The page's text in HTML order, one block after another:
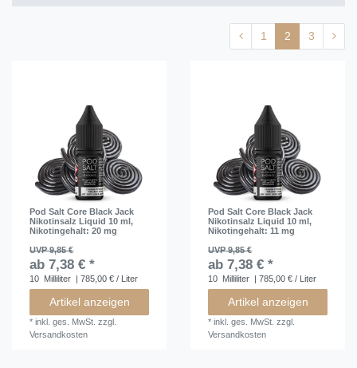
1 2 3
Pod Salt Core Black Jack
Nikotinsalz Liquid 10 ml,
Nikotingehalt: 20 mg
UVP 9,85 €
ab 7,38 € *
10 Milliliter | 785,00 € / Liter
Artikel anzeigen
*inkl. ges. MwSt. zzgl.
Versandkosten
Pod Salt Core Black Jack
Nikotinsalz Liquid 10 ml,
Nikotingehalt: 11 mg
UVP 9,85 €
ab 7,38 € *
10 Milliliter | 785,00 € / Liter
Artikel anzeigen
*inkl. ges. MwSt. zzgl.
Versandkosten